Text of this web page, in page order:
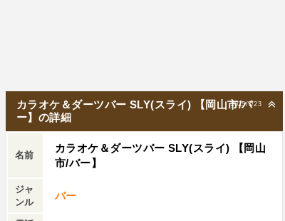
2025/7/23
カラオケ＆ダーツバー SLY(スライ) 【岡山市/バ
ー】の詳細
名前
カラオケ＆ダーツバー SLY(スライ) 【岡山
市/バー】
ジャ
ンル
バー